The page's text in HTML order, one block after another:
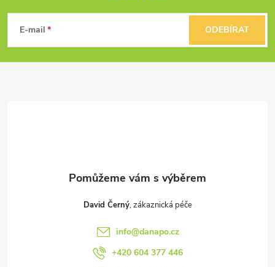
p
E-mail ODEBÍRAT
David Černý
info@danapo.cz
+420 604 377 446